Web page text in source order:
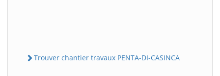
Trouver chantier travaux PENTA-DI-CASINCA